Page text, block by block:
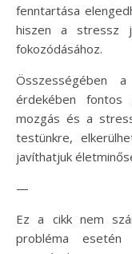
fenntartása
hiszen a stressz
fokozódásához.
Összességében
érdekében
mozgás és a
testünkre,
javíthatjuk
—
Ez a cikk nem
probléma esetén